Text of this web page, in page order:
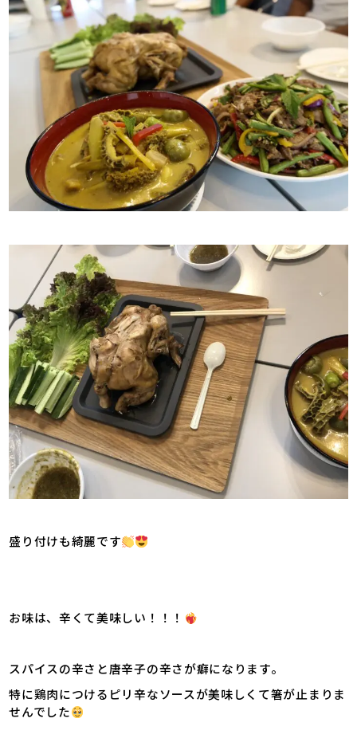
盛り付けも綺麗です
お味は、辛くて美味しい！！！
スパイスの辛さと唐辛子の辛さが癖になります。
特に鶏肉につけるピリ辛なソースが美味しくて箸が止まりま
せんでした